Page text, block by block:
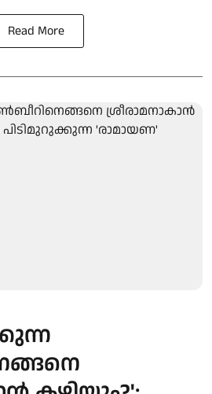
Read More